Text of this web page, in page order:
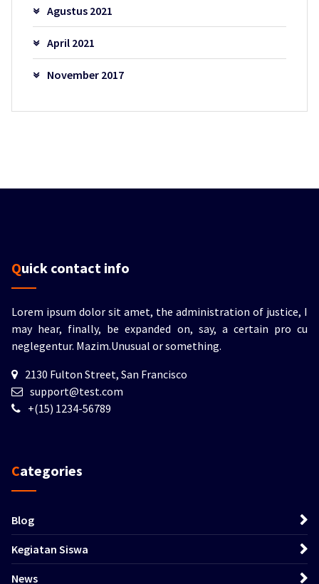
Agustus 2021
April 2021
November 2017
Quick contact info
Lorem ipsum dolor sit amet, the administration of justice, I
may hear, finally, be expanded on, say, a certain pro cu
neglegentur. Mazim.Unusual or something.
2130 Fulton Street, San Francisco
support@test.com
+(15) 1234-56789
Categories
Blog
Kegiatan Siswa
News